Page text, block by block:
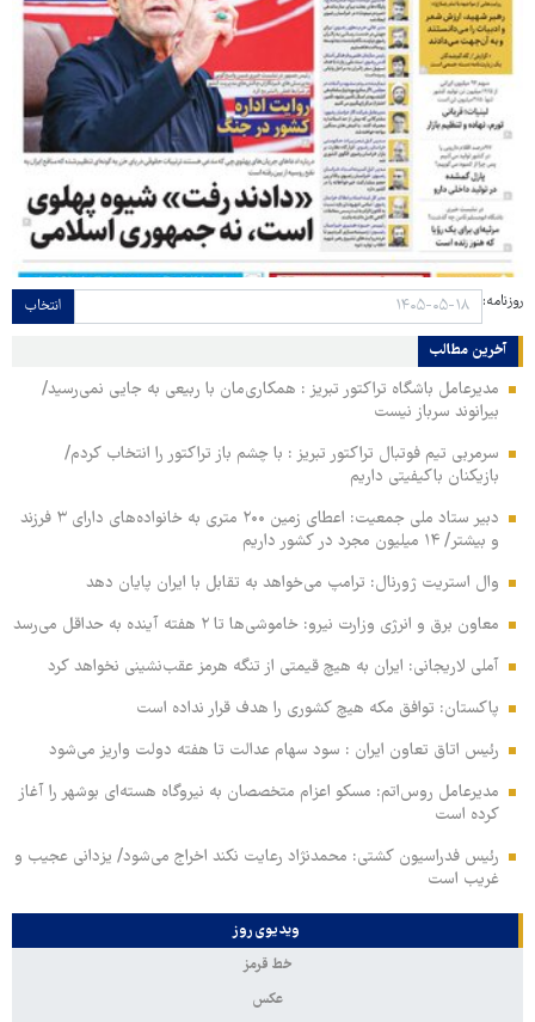
روزنامه: انتخاب
آخرین مطالب
مدیرعامل باشگاه تراکتور تبریز : همکاری‌مان با ربیعی به جایی نمی‌رسید/
بیرانوند سرباز نیست
سرمربی تیم فوتبال تراکتور تبریز : با چشم باز تراکتور را انتخاب کردم/
بازیکنان باکیفیتی داریم
دبیر ستاد ملی جمعیت: اعطای زمین ۲۰۰ متری به خانواده‌های دارای ۳ فرزند
و بیشتر/ ۱۴ میلیون مجرد در کشور داریم
وال‌ استریت ژورنال: ترامپ می‌خواهد به تقابل با ایران پایان دهد
معاون برق و انرژی وزارت نیرو: خاموشی‌ها تا ۲ هفته آینده به حداقل می‌رسد
آملی‌ لاریجانی: ایران به هیچ قیمتی از تنگه هرمز عقب‌نشینی نخواهد کرد
پاکستان: توافق مکه هیچ کشوری را هدف قرار نداده است
رئیس اتاق تعاون ایران : سود سهام عدالت تا هفته دولت واریز می‌شود
مدیرعامل روس‌اتم: مسکو اعزام متخصصان به نیروگاه هسته‌ای بوشهر را آغاز
کرده‌ است
رئیس فدراسیون کشتی: محمدنژاد رعایت نکند اخراج می‌شود/ یزدانی عجیب و
غریب است
ویدیوی روز
خط قرمز
عکس